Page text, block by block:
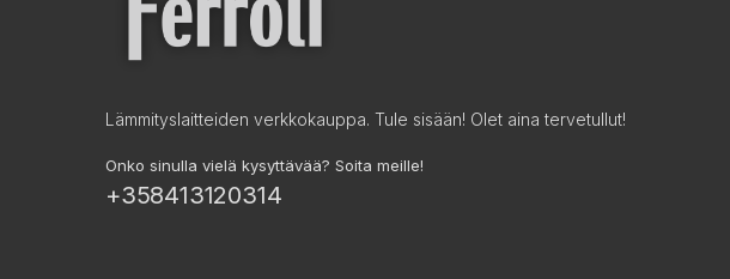
Lämmityslaitteiden verkkokauppa. Tule sisään! Olet aina tervetullut!
Onko sinulla vielä kysyttävää? Soita meille!
+358413120314